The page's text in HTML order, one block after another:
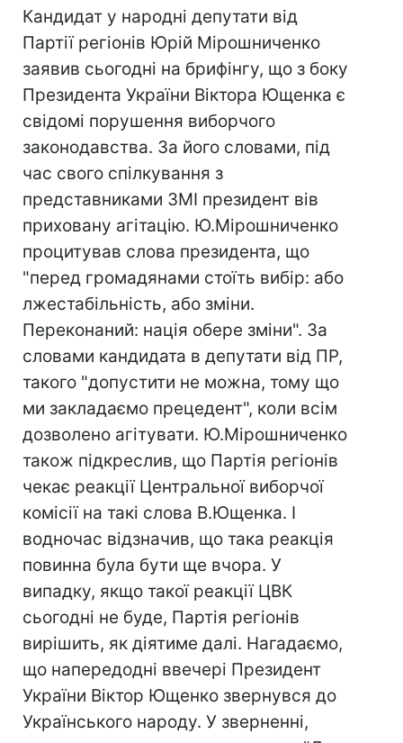
Кандидат у народні депутати від
Партії регіонів Юрій Мірошниченко
заявив сьогодні на брифінгу, що з боку
Президента України Віктора Ющенка є
свідомі порушення виборчого
законодавства. За його словами, під
час свого спілкування з
представниками ЗМІ президент вів
приховану агітацію. Ю.Мірошниченко
процитував слова президента, що
"перед громадянами стоїть вибір: або
лжестабільність, або зміни.
Переконаний: нація обере зміни". За
словами кандидата в депутати від ПР,
такого "допустити не можна, тому що
ми закладаємо прецедент", коли всім
дозволено агітувати. Ю.Мірошниченко
також підкреслив, що Партія регіонів
чекає реакції Центральної виборчої
комісії на такі слова В.Ющенка. І
водночас відзначив, що така реакція
повинна була бути ще вчора. У
випадку, якщо такої реакції ЦВК
сьогодні не буде, Партія регіонів
вирішить, як діятиме далі. Нагадаємо,
що напередодні ввечері Президент
України Віктор Ющенко звернувся до
Українського народу. У зверненні,